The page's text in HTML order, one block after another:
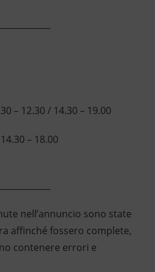
– 12.30 / 14.30 – 19.00
– 18.00
nell’annuncio sono state
affinché fossero complete,
contenere errori e